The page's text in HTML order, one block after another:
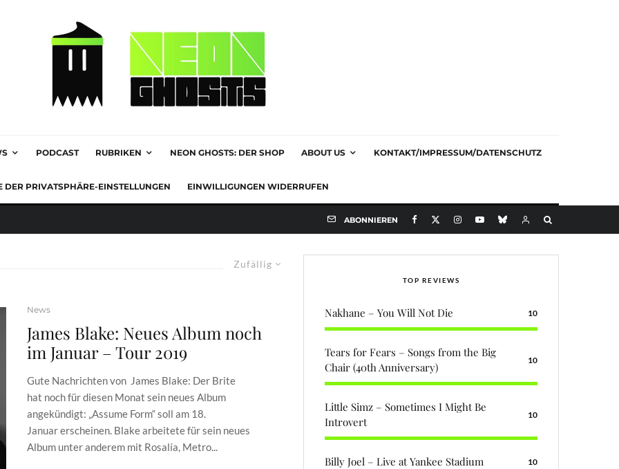
PODCAST RUBRIKEN NEON GHOSTS: DER SHOP ABOUT US KONTAKT/IMPRESSUM/DATENSCHUTZ
DER PRIVATSPHÄRE-EINSTELLUNGEN EINWILLIGUNGEN WIDERRUFEN
ABONNIEREN
Zufällig
News
James Blake: Neues Album noch
im Januar – Tour 2019
Gute Nachrichten von James Blake: Der Brite
hat noch für diesen Monat sein neues Album
angekündigt: „Assume Form“ soll am 18.
Januar erscheinen. Blake arbeitete für sein neues
Album unter anderem mit Rosalía, Metro...
TOP REVIEWS
Nakhane – You Will Not Die 10
Tears for Fears – Songs from the Big
Chair (40th Anniversary)
10
Little Simz – Sometimes I Might Be
Introvert
10
Billy Joel – Live at Yankee Stadium 10